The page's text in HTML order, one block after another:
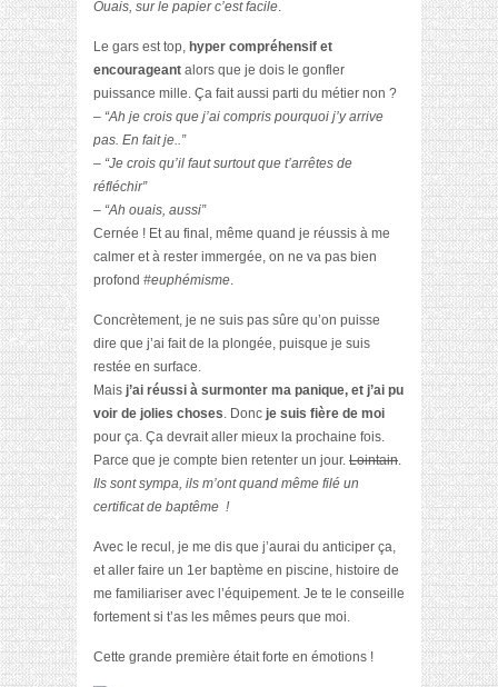
Ouais, sur le papier c’est facile.
Le gars est top, hyper compréhensif et
encourageant alors que je dois le gonfler
puissance mille. Ça fait aussi parti du métier non ?
– “Ah je crois que j’ai compris pourquoi j’y arrive
pas. En fait je..”
– “Je crois qu’il faut surtout que t’arrêtes de
réfléchir”
– “Ah ouais, aussi”
Cernée ! Et au final, même quand je réussis à me
calmer et à rester immergée, on ne va pas bien
profond #euphémisme.
Concrètement, je ne suis pas sûre qu’on puisse
dire que j’ai fait de la plongée, puisque je suis
restée en surface.
Mais j’ai réussi à surmonter ma panique, et j’ai pu
voir de jolies choses. Donc je suis fière de moi
pour ça. Ça devrait aller mieux la prochaine fois.
Parce que je compte bien retenter un jour. Lointain.
Ils sont sympa, ils m’ont quand même filé un
certificat de baptême !
Avec le recul, je me dis que j’aurai du anticiper ça,
et aller faire un 1er baptème en piscine, histoire de
me familiariser avec l’équipement. Je te le conseille
fortement si t’as les mêmes peurs que moi.
Cette grande première était forte en émotions !